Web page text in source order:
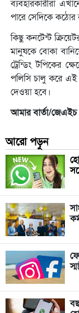
ব্যবহারকারীরা
পারে সেদিকে
কিছু কনটেন্ট
মানুষকে বোকা
ট্রেন্ডিং টপিকের
পলিসি চালু করে এই
দেওয়া হবে।
আমার বার্তা/জেএইচ
আরো পড়ুন